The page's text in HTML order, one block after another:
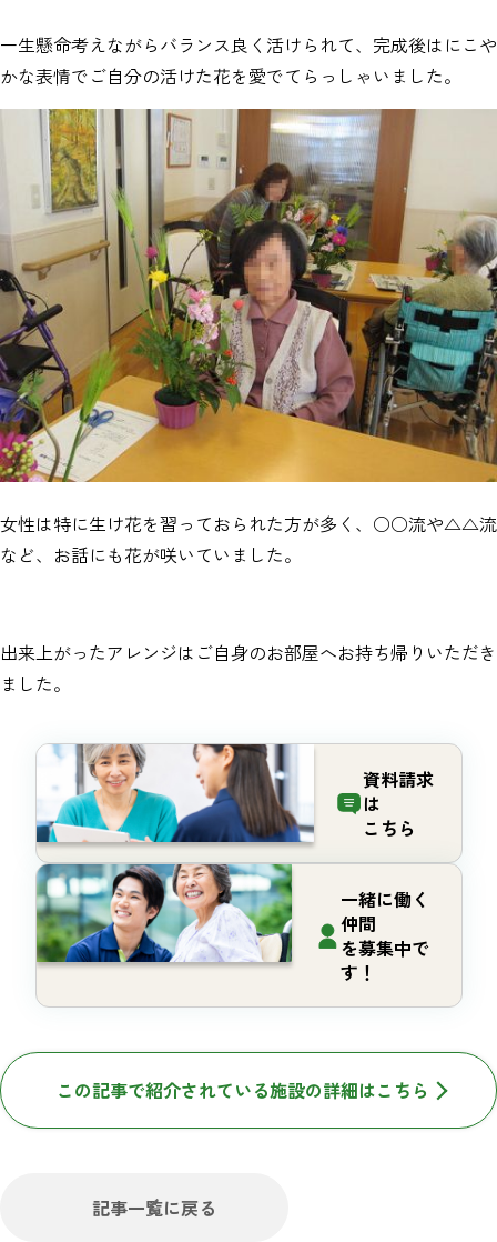
一生懸命考えながらバランス良く活けられて、完成後はにこや
かな表情でご自分の活けた花を愛でてらっしゃいました。
女性は特に生け花を習っておられた方が多く、○○流や△△流
など、お話にも花が咲いていました。
出来上がったアレンジはご自身のお部屋へお持ち帰りいただき
ました。
資料請求
は
こちら
一緒に働く
仲間
を募集中で
す！
この記事で紹介されている施設の詳細はこちら
記事一覧に戻る